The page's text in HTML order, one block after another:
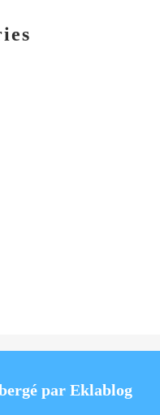
par Eklablog